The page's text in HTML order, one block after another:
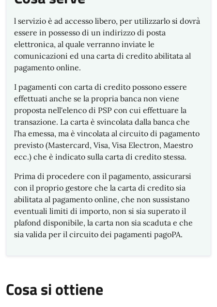
l servizio è ad accesso libero, per utilizzarlo si dovrà
essere in possesso di un indirizzo di posta
elettronica, al quale verranno inviate le
comunicazioni ed una carta di credito abilitata al
pagamento online.
I pagamenti con carta di credito possono essere
effettuati anche se la propria banca non viene
proposta nell'elenco di PSP con cui effettuare la
transazione. La carta è svincolata dalla banca che
l'ha emessa, ma è vincolata al circuito di pagamento
previsto (Mastercard, Visa, Visa Electron, Maestro
ecc.) che è indicato sulla carta di credito stessa.
Prima di procedere con il pagamento, assicurarsi
con il proprio gestore che la carta di credito sia
abilitata al pagamento online, che non sussistano
eventuali limiti di importo, non si sia superato il
plafond disponibile, la carta non sia scaduta e che
sia valida per il circuito dei pagamenti pagoPA.
Cosa si ottiene